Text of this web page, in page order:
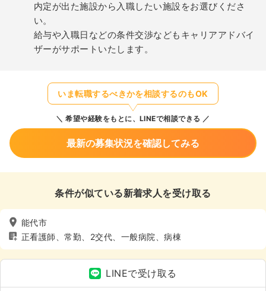
内定が出た施設から入職したい施設をお選びくださ
い。
給与や入職日などの条件交渉などもキャリアアドバイ
ザーがサポートいたします。
いま転職するべきかを相談するのもOK
希望や経験をもとに、LINEで相談できる
最新の募集状況を確認してみる
条件が似ている新着求人を受け取る
能代市
正看護師、常勤、2交代、一般病院、病棟
LINEで受け取る